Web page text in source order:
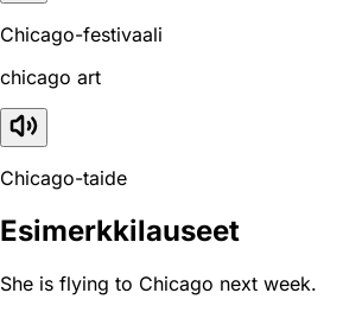
Chicago-festivaali
chicago art
Chicago-taide
Esimerkkilauseet
She is flying to Chicago next week.